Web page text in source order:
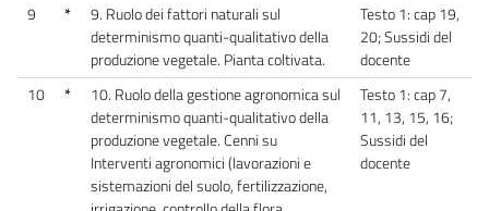
9
*
9. Ruolo dei fattori naturali sul
determinismo quanti-qualitativo della
produzione vegetale. Pianta coltivata.
Testo 1: cap 19,
20; Sussidi del
docente
10
*
10. Ruolo della gestione agronomica sul
determinismo quanti-qualitativo della
produzione vegetale. Cenni su
Interventi agronomici (lavorazioni e
sistemazioni del suolo, fertilizzazione,
Testo 1: cap 7,
11, 13, 15, 16;
Sussidi del
docente